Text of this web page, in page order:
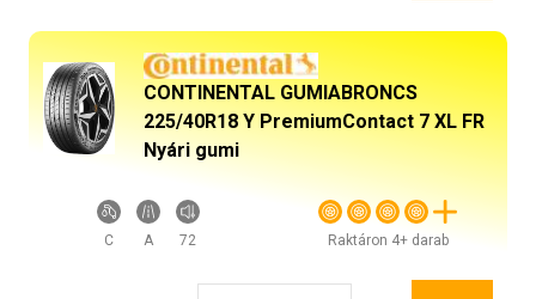
CONTINENTAL GUMIABRONCS
225/40R18 Y PremiumContact 7 XL FR
Nyári gumi
C A 72 Raktáron 4+ darab